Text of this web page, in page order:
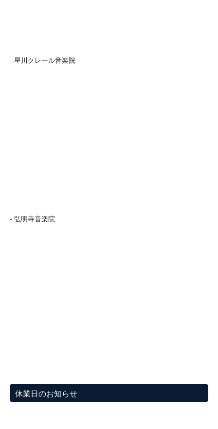
- 星川クレール音楽院
- 弘明寺音楽院
休業日のお知らせ